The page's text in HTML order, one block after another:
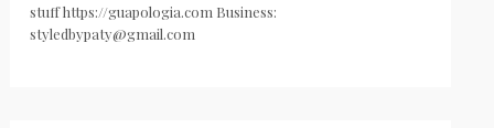
stuff https://guapologia.com Business:
styledbypaty@gmail.com